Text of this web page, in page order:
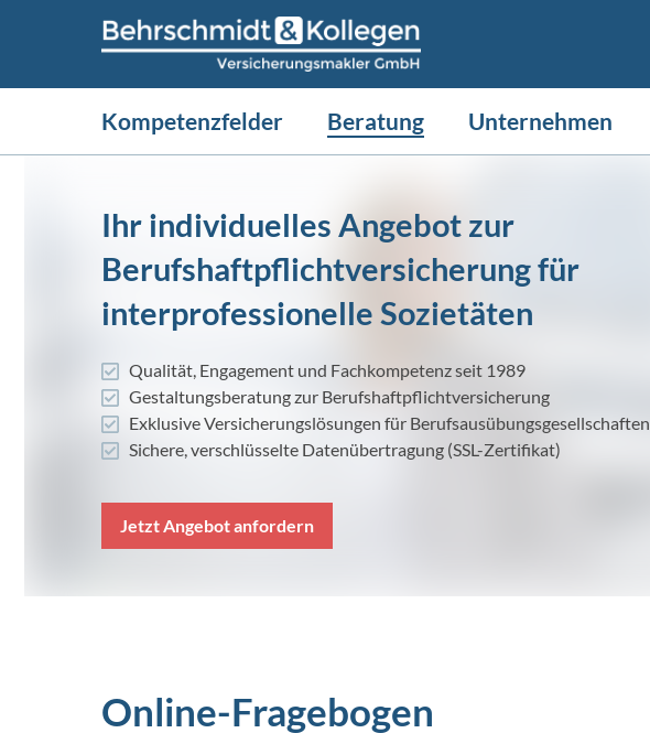
Kompetenzfelder Beratung Unternehmen
Ihr individuelles Angebot zur
Berufshaftpflichtversicherung für
interprofessionelle Sozietäten
Qualität, Engagement und Fachkompetenz seit 1989
Gestaltungsberatung zur Berufshaftpflichtversicherung
Exklusive Versicherungslösungen für Berufsausübungsgesellschaften
Sichere, verschlüsselte Datenübertragung (SSL-Zertifikat)
Jetzt Angebot anfordern
Online-Fragebogen